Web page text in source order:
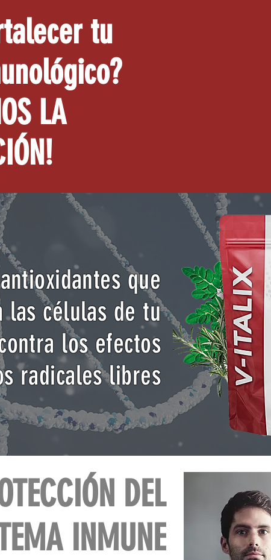
tu
LA
que
las células de tu
los efectos
radicales libres
DEL
INMUNE